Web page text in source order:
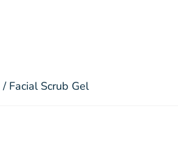
/ Facial Scrub Gel